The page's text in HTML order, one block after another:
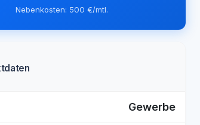
Nebenkosten: 500 €/mtl.
Gewerbe